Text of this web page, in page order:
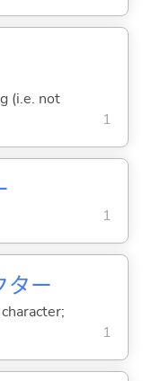
(i.e. not
1
1
ター
1